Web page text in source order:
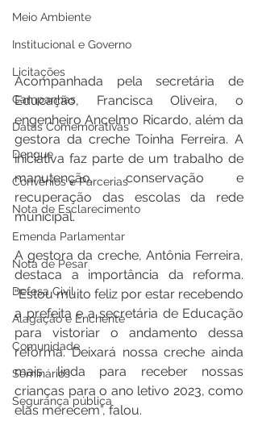
Meio Ambiente
Institucional e Governo
Licitações
Campanhas
Datas Comemorativas
Dengue
Convênios e Parcerias
Nota de Esclarecimento
Emenda Parlamentar
Nota de Pesar
Defesa Civil
Alagação e Enchente
Comunidade
Seminários
Segurança pública
Acompanhada pela secretária de
Educação, Francisca Oliveira, o
engenheiro Ancelmo Ricardo, além da
gestora da creche Toinha Ferreira. A
iniciativa faz parte de um trabalho de
manutenção, conservação e
recuperação das escolas da rede
municipal.
A gestora da creche, Antônia Ferreira,
destaca a importância da reforma.
“Estou muito feliz por estar recebendo
a prefeita e a secretária de Educação
para vistoriar o andamento dessa
reforma. Deixará nossa creche ainda
mais linda para receber nossas
crianças para o ano letivo 2023, como
elas merecem”, falou.